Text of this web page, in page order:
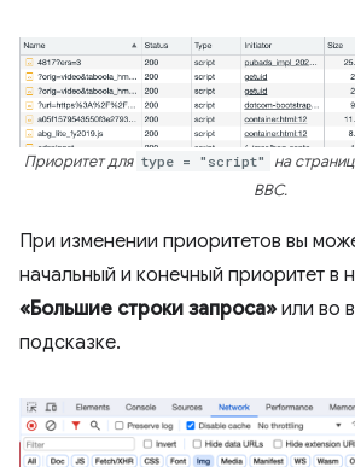
Приоритет для type = "script"
на
BBC.
При изменении приоритетов вы
начальный и конечный приоритет в
«Большие строки запроса» или во
подсказке.